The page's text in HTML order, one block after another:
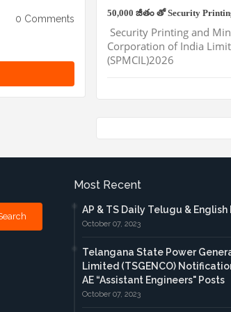
0 Comments
50,000 జీతం తో Security
Security Printing and
Corporation of India
(SPMCIL)2026
Most Recent
AP & TS Daily Telugu &
October 07, 2023
Telangana State Power
Limited (TSGENCO)
AE “Assistant Engineers" Posts
October 07, 2023